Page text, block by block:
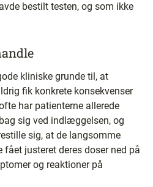
bestilt testen, og som ikke
kliniske grunde til, at
fik konkrete konsekvenser
har patienterne allerede
sig ved indlæggelsen, og
sig, at de langsomme
justeret deres doser ned på
og reaktioner på